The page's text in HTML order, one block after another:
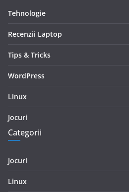
Tehnologie
Recenzii Laptop
Tips & Tricks
WordPress
Linux
Jocuri
Categorii
Jocuri
Linux